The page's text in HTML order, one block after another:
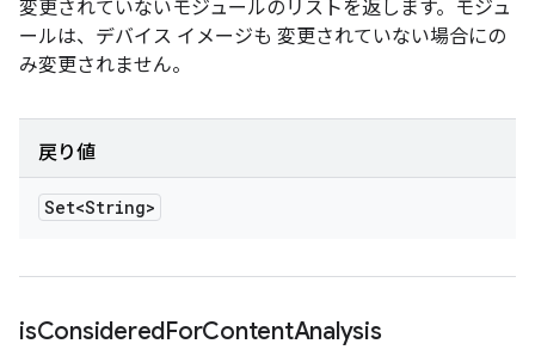
変更されていないモジュールのリストを返します。モジュ
ールは、デバイス イメージも 変更されていない場合にの
み変更されません。
戻り値
Set<String>
isConsideredForContentAnalysis